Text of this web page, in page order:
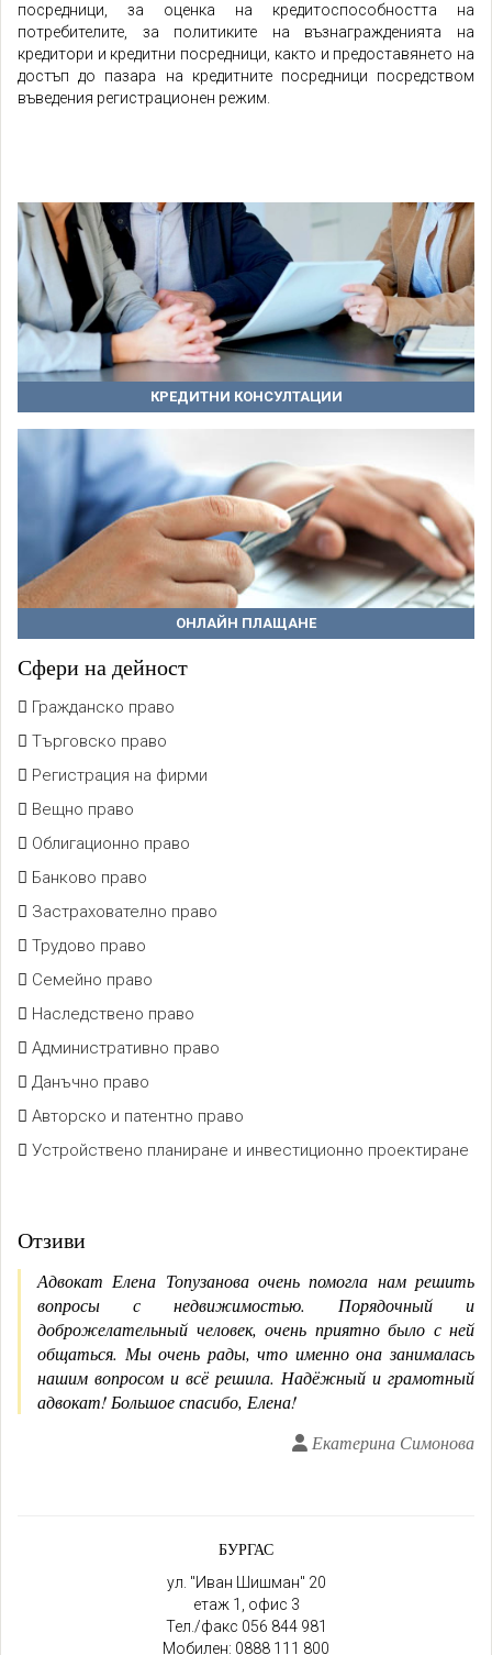
посредници, за оценка на кредитоспособността на
потребителите, за политиките на възнагражденията на
кредитори и кредитни посредници, както и предоставянето на
достъп до пазара на кредитните посредници посредством
въведения регистрационен режим.
КРЕДИТНИ КОНСУЛТАЦИИ
ОНЛАЙН ПЛАЩАНЕ
Сфери на дейност
Гражданско право
Търговско право
Регистрация на фирми
Вещно право
Облигационно право
Банково право
Застрахователно право
Трудово право
Семейно право
Наследствено право
Административно право
Данъчно право
Авторско и патентно право
Устройствено планиране и инвестиционно проектиране
Отзиви
Адвокат Елена Топузанова очень помогла нам решить
вопросы с недвижимостью. Порядочный и
доброжелательный человек, очень приятно было с ней
общаться. Мы очень рады, что именно она занималась
нашим вопросом и всё решила. Надёжный и грамотный
адвокат! Большое спасибо, Елена!
Екатерина Симонова
БУРГАС
ул. "Иван Шишман" 20
етаж 1, офис 3
Тел./факс 056 844 981
Мобилен: 0888 111 800